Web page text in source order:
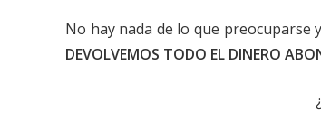
No hay nada de lo que preocuparse
DEVOLVEMOS TODO EL DINERO